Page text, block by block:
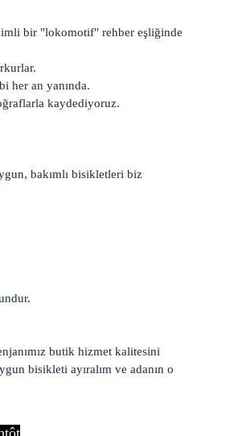
bir "lokomotif" rehber eşliğinde
her an yanında.
kaydediyoruz.
bakımlı bisikletleri biz
butik hizmet kalitesini
bisikleti ayıralım ve adanın o